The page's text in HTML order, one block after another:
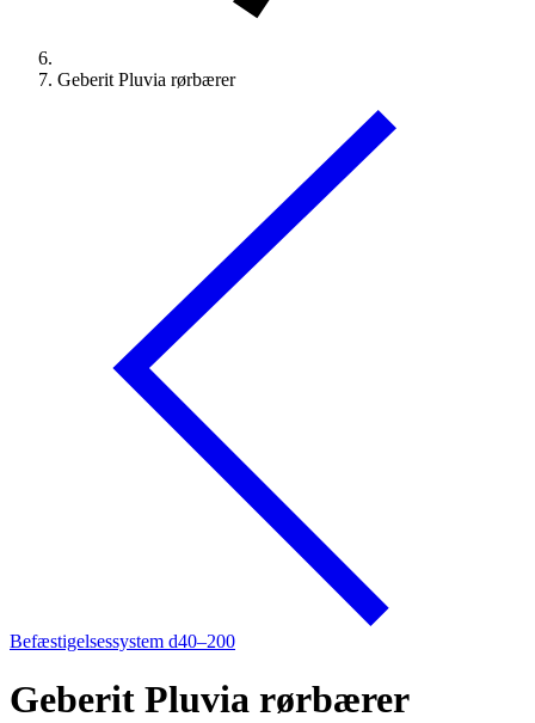
Geberit Pluvia rørbærer
Befæstigelsessystem d40–200
Geberit Pluvia rørbærer